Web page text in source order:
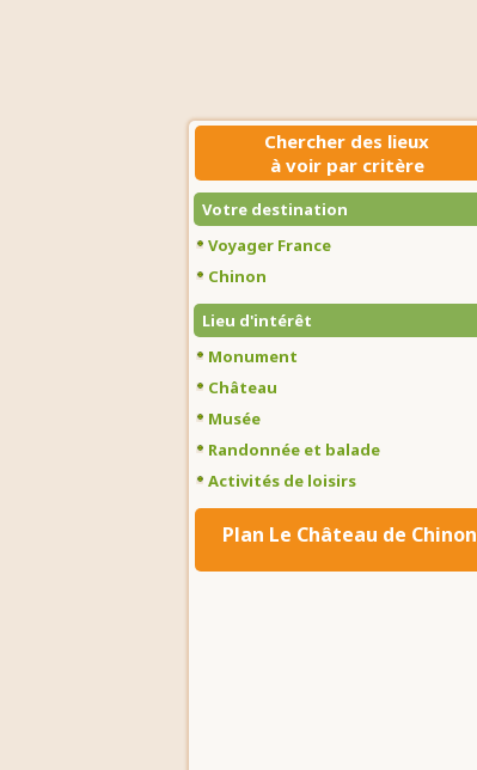
Chercher des lieux
à voir par critère
Votre destination
Voyager France
Chinon
Lieu d'intérêt
Monument
Château
Musée
Randonnée et balade
Activités de loisirs
Plan Le Château de Chinon